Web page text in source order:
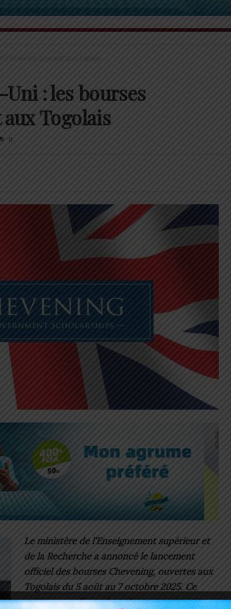
s’ouvrent aux Togolais
: les bourses
Togolais
0
Le ministère de l’Enseignement supérieur et
de la Recherche a annoncé le lancement
officiel des bourses Chevening, ouvertes aux
Togolais du 5 août au 7 octobre 2025. Ce
programme, financé par le gouvernement